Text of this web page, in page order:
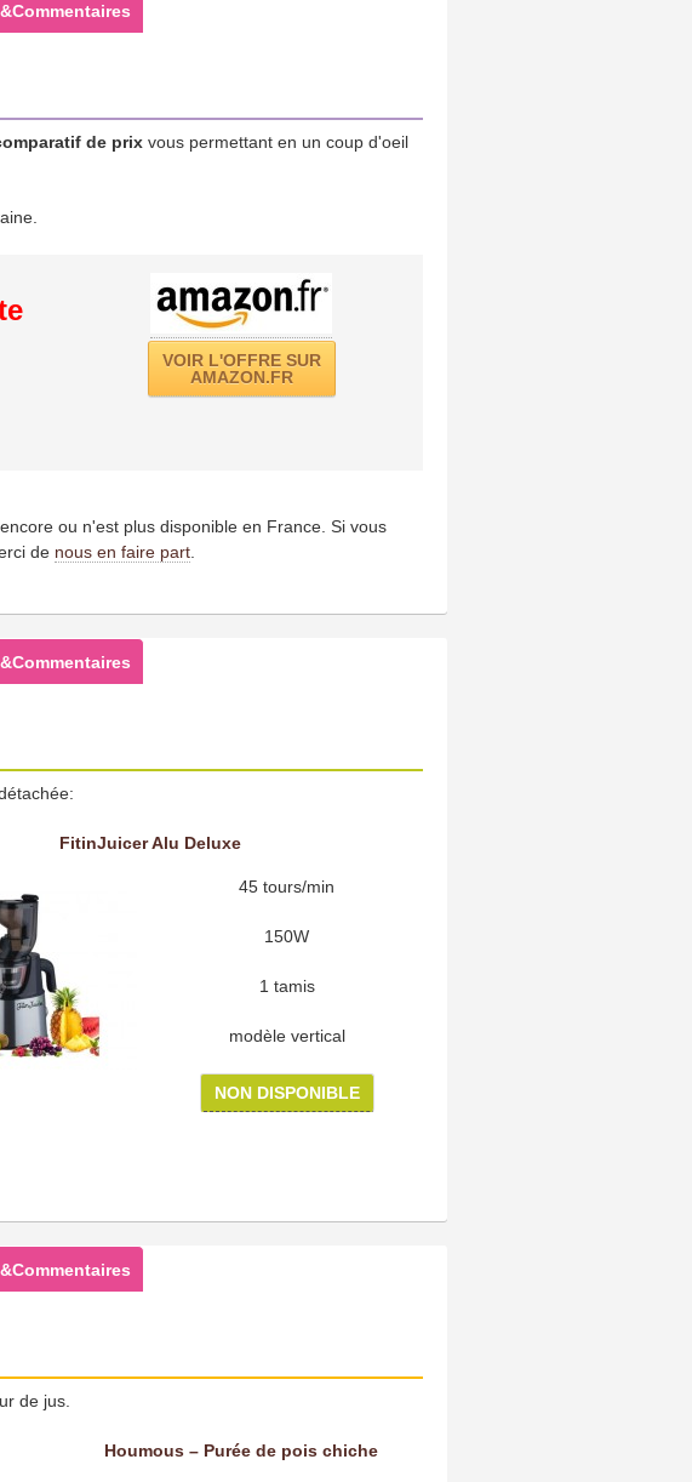
de prix vous permettant en un coup d'oeil
VOIR L'OFFRE SUR
AMAZON.FR
ou n'est plus disponible en France. Si vous
de nous en faire part
FitinJuicer Alu Deluxe
45 tours/min
150W
1 tamis
modèle vertical
NON DISPONIBLE
de jus.
Houmous – Purée de pois chiche